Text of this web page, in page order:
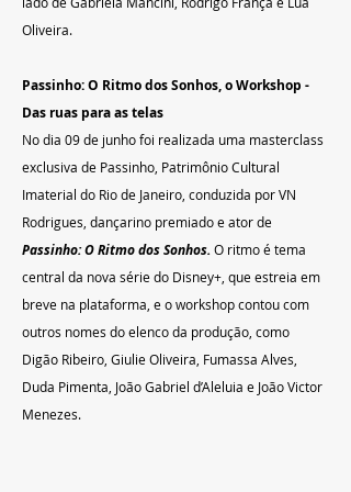
Oliveira.
Passinho: O Ritmo dos Sonhos, o Workshop -
Das ruas para as telas
No dia 09 de junho foi realizada uma masterclass
exclusiva de Passinho, Patrimônio Cultural
Imaterial do Rio de Janeiro, conduzida por VN
Rodrigues, dançarino premiado e ator de
Passinho: O Ritmo dos Sonhos. O ritmo é tema
central da nova série do Disney+, que estreia em
breve na plataforma, e o workshop contou com
outros nomes do elenco da produção, como
Digão Ribeiro, Giulie Oliveira, Fumassa Alves,
Duda Pimenta, João Gabriel d’Aleluia e João Victor
Menezes.